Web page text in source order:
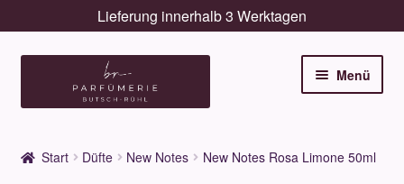
Lieferung innerhalb 3 Werktagen
Navigation
springen
springen
Menü
öffnen
Start Düfte New Notes New Notes Rosa Limone 50ml